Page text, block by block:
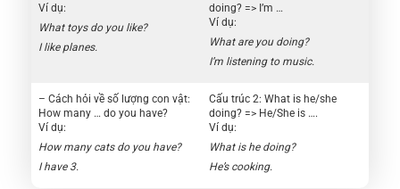
Ví dụ:
What toys do you like?
I like planes.
doing? => I’m …
Ví dụ:
What are you doing?
I’m listening to music.
– Cách hỏi về số lượng con vật:
How many … do you have?
Ví dụ:
How many cats do you have?
I have 3.
Cấu trúc 2: What is he/she
doing? => He/She is ….
Ví dụ:
What is he doing?
He’s cooking.